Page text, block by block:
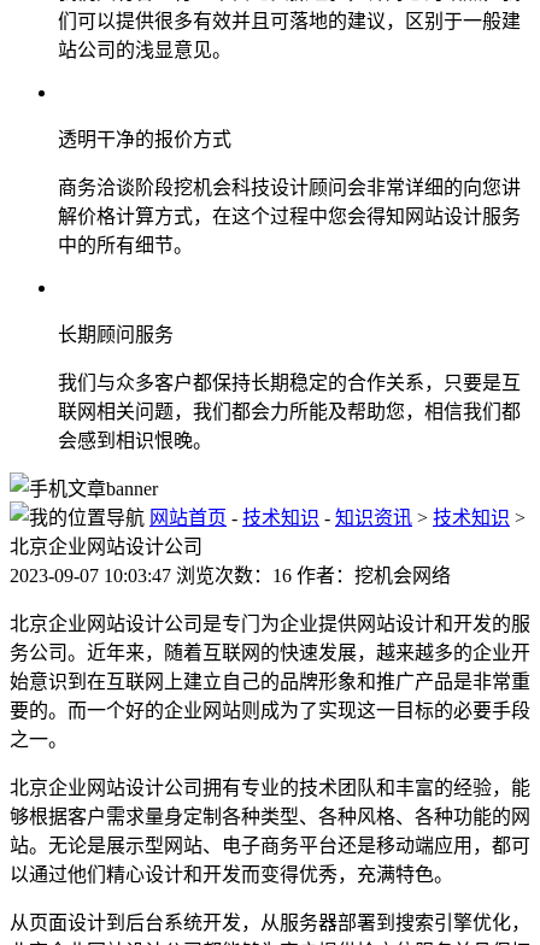
们可以提供很多有效并且可落地的建议，区别于一般建
站公司的浅显意见。
透明干净的报价方式
商务洽谈阶段挖机会科技设计顾问会非常详细的向您讲
解价格计算方式，在这个过程中您会得知网站设计服务
中的所有细节。
长期顾问服务
我们与众多客户都保持长期稳定的合作关系，只要是互
联网相关问题，我们都会力所能及帮助您，相信我们都
会感到相识恨晚。
网站首页 - 技术知识 - 知识资讯 > 技术知识 >
北京企业网站设计公司
2023-09-07 10:03:47 浏览次数：16 作者：挖机会网络
北京企业网站设计公司是专门为企业提供网站设计和开发的服
务公司。近年来，随着互联网的快速发展，越来越多的企业开
始意识到在互联网上建立自己的品牌形象和推广产品是非常重
要的。而一个好的企业网站则成为了实现这一目标的必要手段
之一。
北京企业网站设计公司拥有专业的技术团队和丰富的经验，能
够根据客户需求量身定制各种类型、各种风格、各种功能的网
站。无论是展示型网站、电子商务平台还是移动端应用，都可
以通过他们精心设计和开发而变得优秀，充满特色。
从页面设计到后台系统开发，从服务器部署到搜索引擎优化，